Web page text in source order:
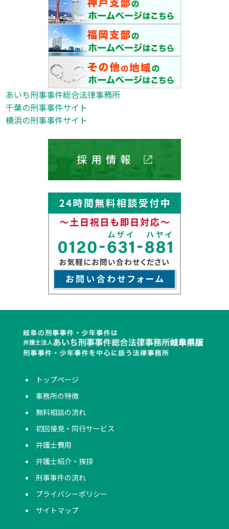
あいち刑事事件総合法律事務所
千葉の刑事事件サイト
横浜の刑事事件サイト
トップページ
事務所の特徴
無料相談の流れ
初回接見・同行サービス
弁護士費用
弁護士紹介・挨拶
刑事事件の流れ
プライバシーポリシー
サイトマップ